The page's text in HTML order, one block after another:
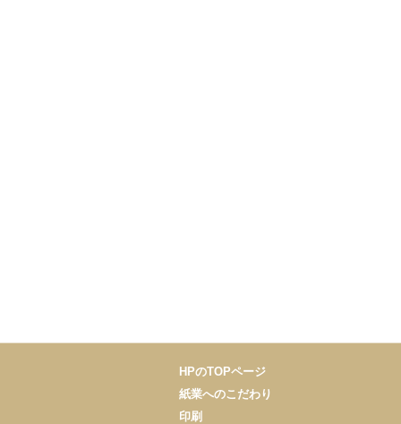
HPのTOPページ
紙業へのこだわり
印刷